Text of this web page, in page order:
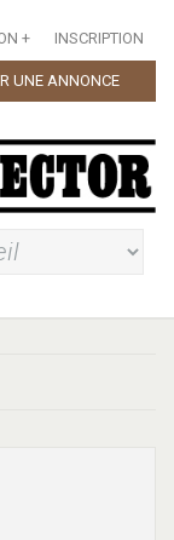
INSCRIPTION
UNE ANNONCE